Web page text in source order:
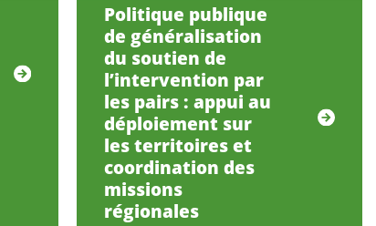
Politique publique
de généralisation
du soutien de
l’intervention par
les pairs : appui au
déploiement sur
les territoires et
coordination des
missions
régionales